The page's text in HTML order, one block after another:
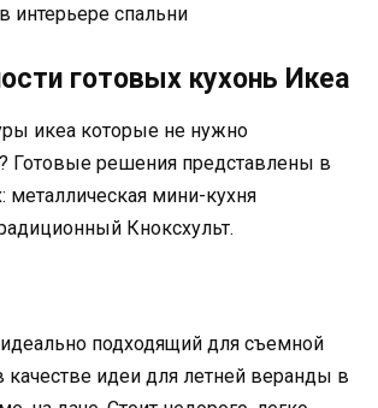
интерьере спальни
готовых кухонь Икеа
икеа которые не нужно
Готовые решения представлены в
металлическая мини-кухня
Кноксхульт.
подходящий для съемной
качестве идеи для летней веранды в